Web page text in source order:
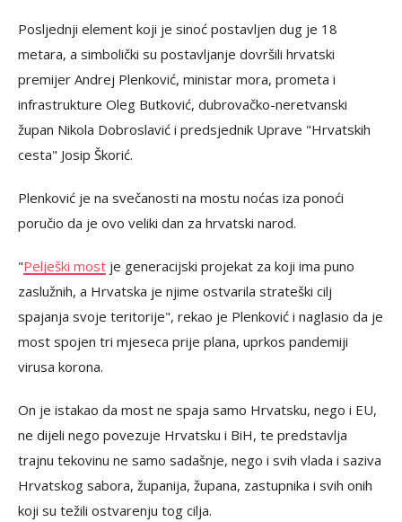
Posljednji element koji je sinoć postavljen dug je 18
metara, a simbolički su postavljanje dovršili hrvatski
premijer Andrej Plenković, ministar mora, prometa i
infrastrukture Oleg Butković, dubrovačko-neretvanski
župan Nikola Dobroslavić i predsjednik Uprave "Hrvatskih
cesta" Josip Škorić.
Plenković je na svečanosti na mostu noćas iza ponoći
poručio da je ovo veliki dan za hrvatski narod.
"Pelješki most je generacijski projekat za koji ima puno
zaslužnih, a Hrvatska je njime ostvarila strateški cilj
spajanja svoje teritorije", rekao je Plenković i naglasio da je
most spojen tri mjeseca prije plana, uprkos pandemiji
virusa korona.
On je istakao da most ne spaja samo Hrvatsku, nego i EU,
ne dijeli nego povezuje Hrvatsku i BiH, te predstavlja
trajnu tekovinu ne samo sadašnje, nego i svih vlada i saziva
Hrvatskog sabora, županija, župana, zastupnika i svih onih
koji su težili ostvarenju tog cilja.